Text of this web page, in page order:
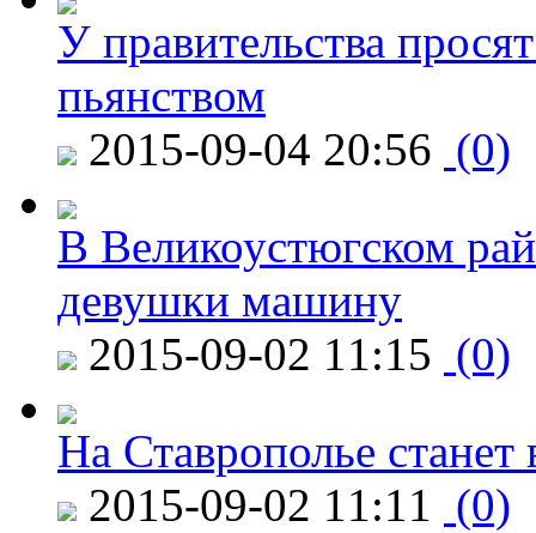
У правительства
пьянством
2015-09-04 20:56 (0)
В Великоустюгском
девушки машину
2015-09-02 11:15 (0)
На Ставрополье
2015-09-02 11:11 (0)